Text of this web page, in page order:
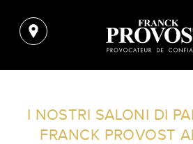
FILTRI AVANZATI
I NOSTRI SALONI DI
FRANCK PROVOST